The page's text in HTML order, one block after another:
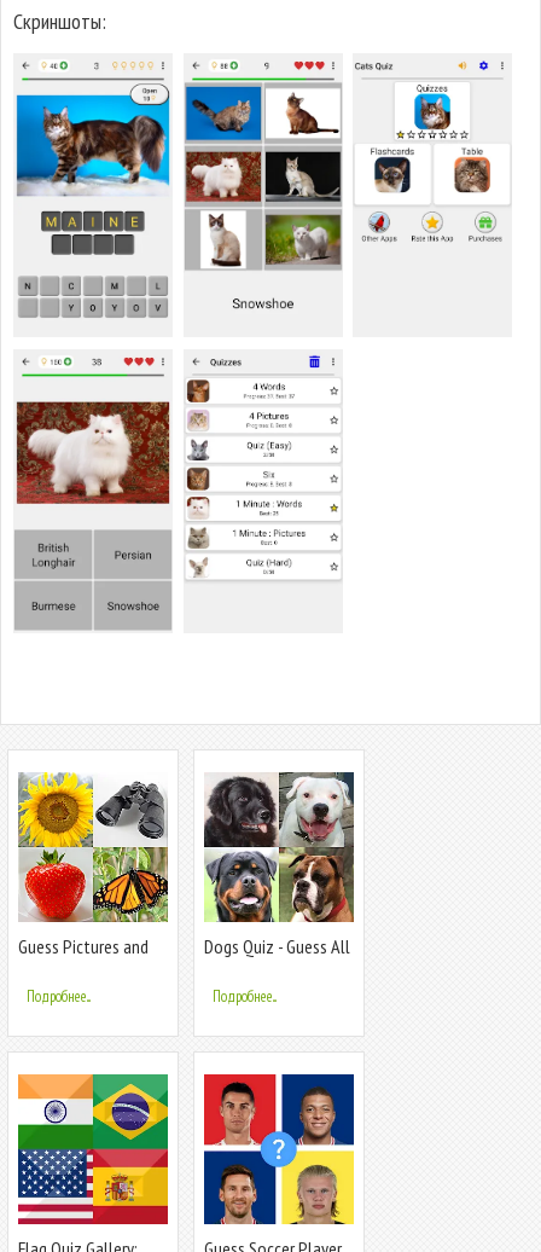
Скриншоты:
Guess Pictures and
Подробнее...
Dogs Quiz - Guess All
Подробнее...